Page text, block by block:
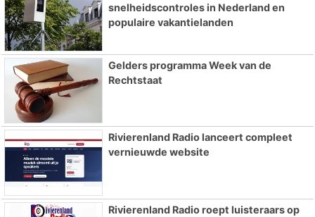
snelheidscontroles in Nederland en
populaire vakantielanden
Gelders programma Week van de
Rechtstaat
Rivierenland Radio lanceert compleet
vernieuwde website
Rivierenland Radio roept luisteraars op